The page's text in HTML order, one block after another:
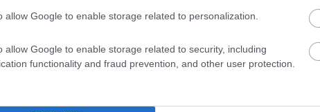
allow Google to enable storage related to personalization.
allow Google to enable storage related to security, including
functionality and fraud prevention, and other user protection.
θέσεις εργασίας στο Δημόσιο (χωρίς πτυχίο)